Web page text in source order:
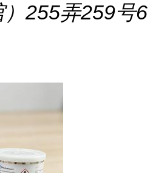
255弄259号6